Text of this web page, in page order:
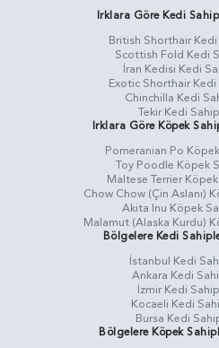
Irklara Göre Kedi
British Shorthair
Scottish Fold Kedi
İran Kedisi Kedi
Exotic Shorthair
Chinchilla Kedi
Tekir Kedi
Irklara Göre Köpek
Pomeranian Po
Toy Poodle Köpek
Maltese Terrier
Chow Chow (Çin Aslanı)
Akita Inu Köpek
Malamut (Alaska Kurdu)
Bölgelere Kedi
İstanbul Kedi
Ankara Kedi
İzmir Kedi
Kocaeli Kedi
Bursa Kedi
Bölgelere Köpek